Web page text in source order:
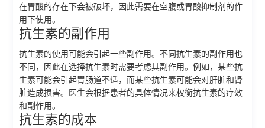
在胃酸的存在下会被破坏，因此需要在空腹或胃酸抑制剂的作
用下使用。
抗生素的副作用
抗生素的使用可能会引起一些副作用。不同抗生素的副作用也
不同，因此在选择抗生素时需要考虑其副作用。例如，某些抗
生素可能会引起胃肠道不适，而某些抗生素可能会对肝脏和肾
脏造成损害。医生会根据患者的具体情况来权衡抗生素的疗效
和副作用。
抗生素的成本